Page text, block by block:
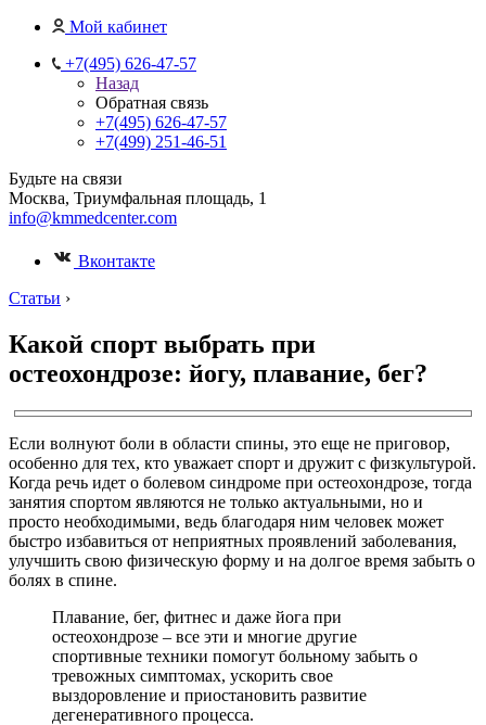
Мой кабинет
+7(495) 626-47-57
Назад
Обратная связь
+7(495) 626-47-57
+7(499) 251-46-51
Будьте на связи
Москва, Триумфальная площадь, 1
info@kmmedcenter.com
Вконтакте
Статьи ›
Какой спорт выбрать при
остеохондрозе: йогу, плавание, бег?
Если волнуют боли в области спины, это еще не приговор,
особенно для тех, кто уважает спорт и дружит с физкультурой.
Когда речь идет о болевом синдроме при остеохондрозе, тогда
занятия спортом являются не только актуальными, но и
просто необходимыми, ведь благодаря ним человек может
быстро избавиться от неприятных проявлений заболевания,
улучшить свою физическую форму и на долгое время забыть о
болях в спине.
Плавание, бег, фитнес и даже йога при
остеохондрозе – все эти и многие другие
спортивные техники помогут больному забыть о
тревожных симптомах, ускорить свое
выздоровление и приостановить развитие
дегенеративного процесса.